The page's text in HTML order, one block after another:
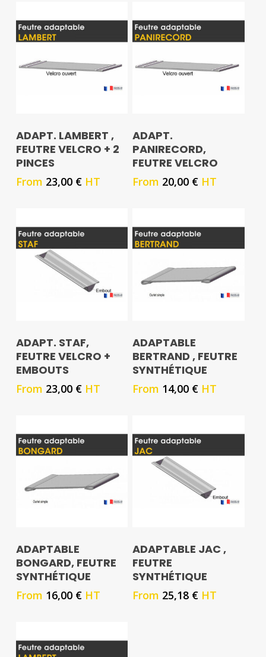
ADAPT. LAMBERT ,
FEUTRE VELCRO + 2
PINCES
From 23,00 € HT
ADAPT.
PANIRECORD,
FEUTRE VELCRO
From 20,00 € HT
ADAPT. STAF,
FEUTRE VELCRO +
EMBOUTS
From 23,00 € HT
ADAPTABLE
BERTRAND , FEUTRE
SYNTHÉTIQUE
From 14,00 € HT
ADAPTABLE
BONGARD, FEUTRE
SYNTHÉTIQUE
From 16,00 € HT
ADAPTABLE JAC ,
FEUTRE
SYNTHÉTIQUE
From 25,18 € HT